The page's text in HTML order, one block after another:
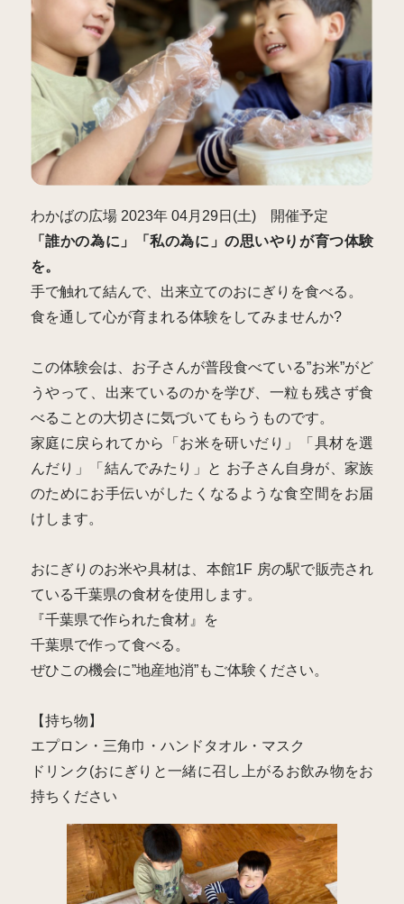
わかばの広場 2023年 04月29日(土) 開催予定
「誰かの為に」「私の為に」の思いやりが育つ体験
を。
手で触れて結んで、出来立てのおにぎりを食べる。
食を通して心が育まれる体験をしてみませんか?
この体験会は、お子さんが普段食べている”お米”がど
うやって、出来ているのかを学び、一粒も残さず食
べることの大切さに気づいてもらうものです。
家庭に戻られてから「お米を研いだり」「具材を選
んだり」「結んでみたり」と お子さん自身が、家族
のためにお手伝いがしたくなるような食空間をお届
けします。
おにぎりのお米や具材は、本館1F 房の駅で販売され
ている千葉県の食材を使用します。
『千葉県で作られた食材』を
千葉県で作って食べる。
ぜひこの機会に”地産地消”もご体験ください。
【持ち物】
エプロン・三角巾・ハンドタオル・マスク
ドリンク(おにぎりと一緒に召し上がるお飲み物をお
持ちください